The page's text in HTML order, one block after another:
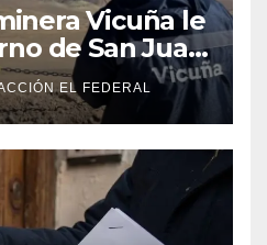
Vicuña le
de San Juan
cómo un
y no
EL FEDERAL